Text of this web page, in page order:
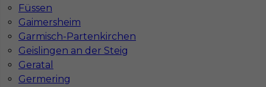
Füssen
Gaimersheim
Garmisch-Partenkirchen
Geislingen an der Steig
Geratal
Germering